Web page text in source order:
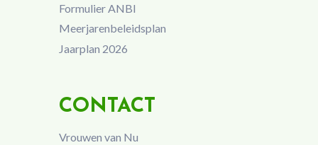
Formulier ANBI
Meerjarenbeleidsplan
Jaarplan 2026
CONTACT
Vrouwen van Nu